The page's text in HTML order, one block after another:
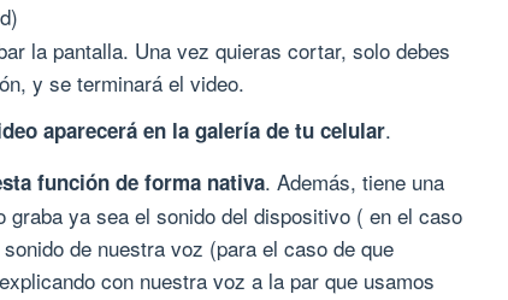
la pantalla. Una vez quieras cortar, solo debes
y se terminará el video.
aparecerá en la galería de tu celular.
función de forma nativa. Además, tiene una
graba ya sea el sonido del dispositivo ( en el caso
de nuestra voz (para el caso de que
con nuestra voz a la par que usamos